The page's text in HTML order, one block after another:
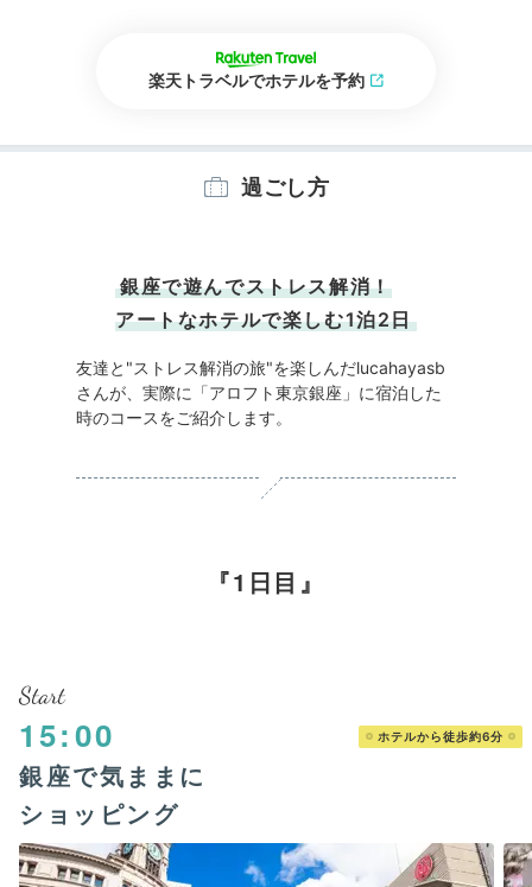
楽天トラベルでホテルを予約
過ごし方
銀座で遊んでストレス解消！
アートなホテルで楽しむ1泊2日
友達と"ストレス解消の旅"を楽しんだlucahayasb
さんが、実際に「アロフト東京銀座」に宿泊した
時のコースをご紹介します。
1日目
Start
15:00 ホテルから徒歩約6分
銀座で気ままに
ショッピング